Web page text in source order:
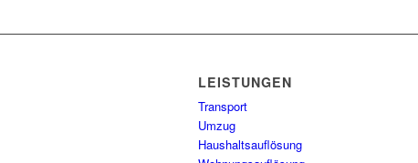
LEISTUNGEN
Transport
Umzug
Haushaltsauflösung